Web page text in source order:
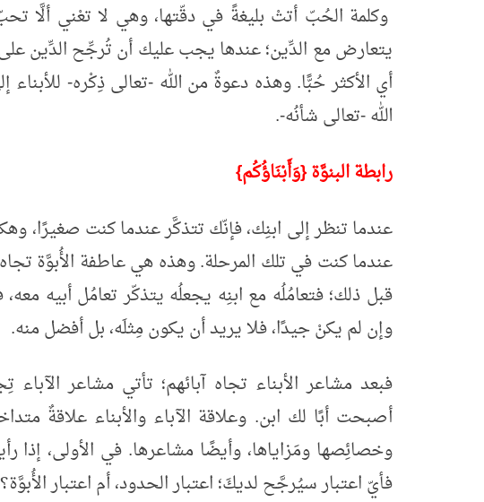
وكلمة الحُبّ أتتْ بليغةً في دقّتها، وهي لا تعْني ألَّا
يتعارض مع الدِّين؛ عندها يجب عليك أن تُرجِّح الدِّين
أي الأكثر حُبًّا. وهذه دعوةٌ من الله -تعالى ذِكْره-
الله -تعالى شأنُه-.
رابطة البنوَّة {وَأَبْنَاؤُكُم}
عندما تنظر إلى ابنِك، فإنّك تتذكَّر عندما كنت صغيرًا،
عندما كنت في تلك المرحلة. وهذه هي عاطفة الأُبوَّة تجاه
قبل ذلك؛ فتعامُلُه مع ابنِه يجعلُه يتذكّر تعامُل أبيه
وإن لم يكنْ جيدًا، فلا يريد أن يكون مِثلَه، بل أفضل منه.
فبعد مشاعر الأبناء تجاه آبائهم؛ تأتي مشاعر الآباء
أصبحت أبًا لك ابن. وعلاقة الآباء والأبناء علاقةٌ
وخصائِصها ومَزاياها، وأيضًا مشاعرها. في الأولى، إذا
فأيّ اعتبار سيُرجَّح لديكَ؛ اعتبار الحدود، أم اعتبار الأُبوَّة؟